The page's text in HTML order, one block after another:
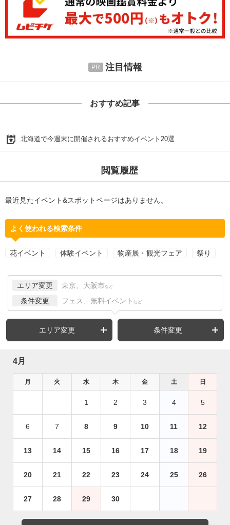
注目情報
おすすめ記事
北海道で今週末に開催されるおすすめイベント20選
閲覧履歴
最近見たイベント&スポットページはありません。
よく使われる検索条件
花イベント 体験イベント 物産展・観光フェア 祭り
エリア変更 東京、大阪市 など
条件変更 フェス、無料イベント など
エリア変更 条件変更
4月
月 火 水 木 金 土 日
1 2 3 4 5
6 7 8 9 10 11 12
13 14 15 16 17 18 19
20 21 22 23 24 25 26
27 28 29 30